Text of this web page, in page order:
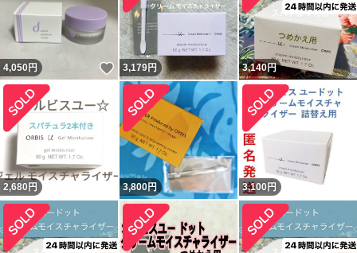
4,050円 いいね！
3,179円 3,140円
2,680 円 3,800円 3,100 円